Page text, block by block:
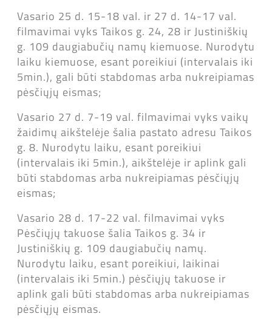
Vasario 25 d. 15-18 val. ir 27 d. 14-17 val.
filmavimai vyks Taikos g. 24, 28 ir Justiniškių
g. 109 daugiabučių namų kiemuose. Nurodytu
laiku kiemuose, esant poreikiui (intervalais iki
5min.), gali būti stabdomas arba nukreipiamas
pėsčiųjų eismas;
Vasario 27 d. 7-19 val. filmavimai vyks vaikų
žaidimų aikštelėje šalia pastato adresu Taikos
g. 8. Nurodytu laiku, esant poreikiui
(intervalais iki 5min.), aikštelėje ir aplink gali
būti stabdomas arba nukreipiamas pėsčiųjų
eismas;
Vasario 28 d. 17-22 val. filmavimai vyks
Pėsčiųjų takuose šalia Taikos g. 34 ir
Justiniškių g. 109 daugiabučių namų.
Nurodytu laiku, esant poreikiui, laikinai
(intervalais iki 5min.) pėsčiųjų takuose ir
aplink gali būti stabdomas arba nukreipiamas
pėsčiųjų eismas.